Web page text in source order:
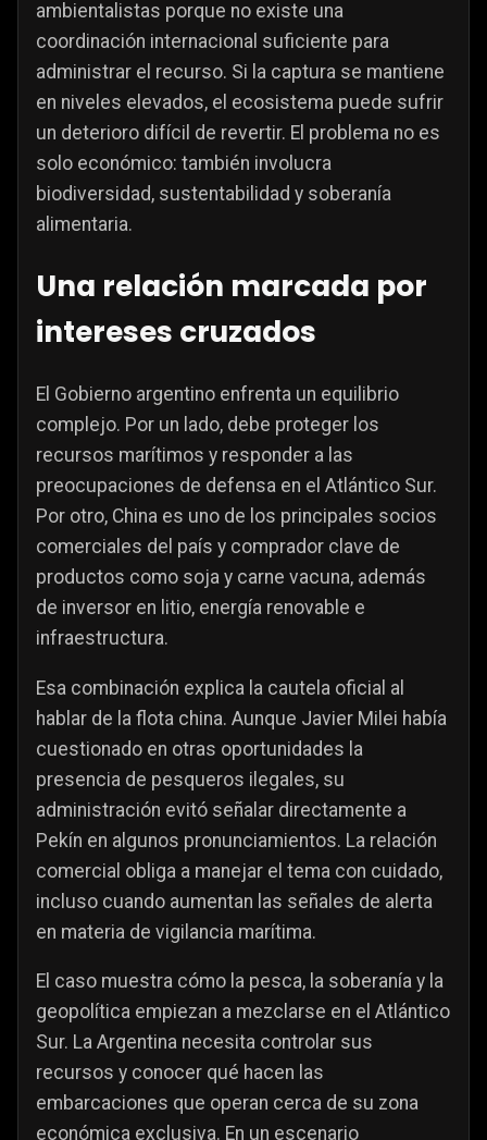
ambientalistas porque no existe una
coordinación internacional suficiente para
administrar el recurso. Si la captura se mantiene
en niveles elevados, el ecosistema puede sufrir
un deterioro difícil de revertir. El problema no es
solo económico: también involucra
biodiversidad, sustentabilidad y soberanía
alimentaria.
Una relación marcada por
intereses cruzados
El Gobierno argentino enfrenta un equilibrio
complejo. Por un lado, debe proteger los
recursos marítimos y responder a las
preocupaciones de defensa en el Atlántico Sur.
Por otro, China es uno de los principales socios
comerciales del país y comprador clave de
productos como soja y carne vacuna, además
de inversor en litio, energía renovable e
infraestructura.
Esa combinación explica la cautela oficial al
hablar de la flota china. Aunque Javier Milei había
cuestionado en otras oportunidades la
presencia de pesqueros ilegales, su
administración evitó señalar directamente a
Pekín en algunos pronunciamientos. La relación
comercial obliga a manejar el tema con cuidado,
incluso cuando aumentan las señales de alerta
en materia de vigilancia marítima.
El caso muestra cómo la pesca, la soberanía y la
geopolítica empiezan a mezclarse en el Atlántico
Sur. La Argentina necesita controlar sus
recursos y conocer qué hacen las
embarcaciones que operan cerca de su zona
económica exclusiva. En un escenario